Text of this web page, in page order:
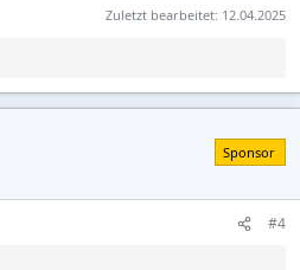
Zuletzt bearbeitet: 12.04.2025
Sponsor
#4